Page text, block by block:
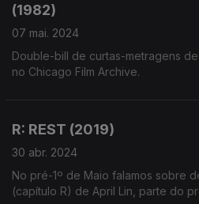
(1982)
07 mai. 2024
Double-bill de curtas-metragens
no Chicago Film Archive.
R: REST (2019)
30 abr. 2024
No pré-1º de Maio falamos sobre
(capítulo R) de April Lin, parte do